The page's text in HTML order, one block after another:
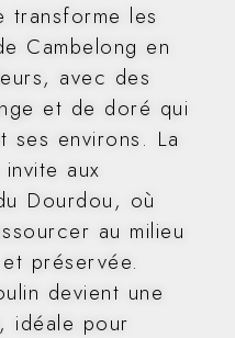
transforme les
Cambelong en
avec des
et de doré qui
ses environs. La
aux
Dourdou, où
au milieu
préservée.
devient une
idéale pour